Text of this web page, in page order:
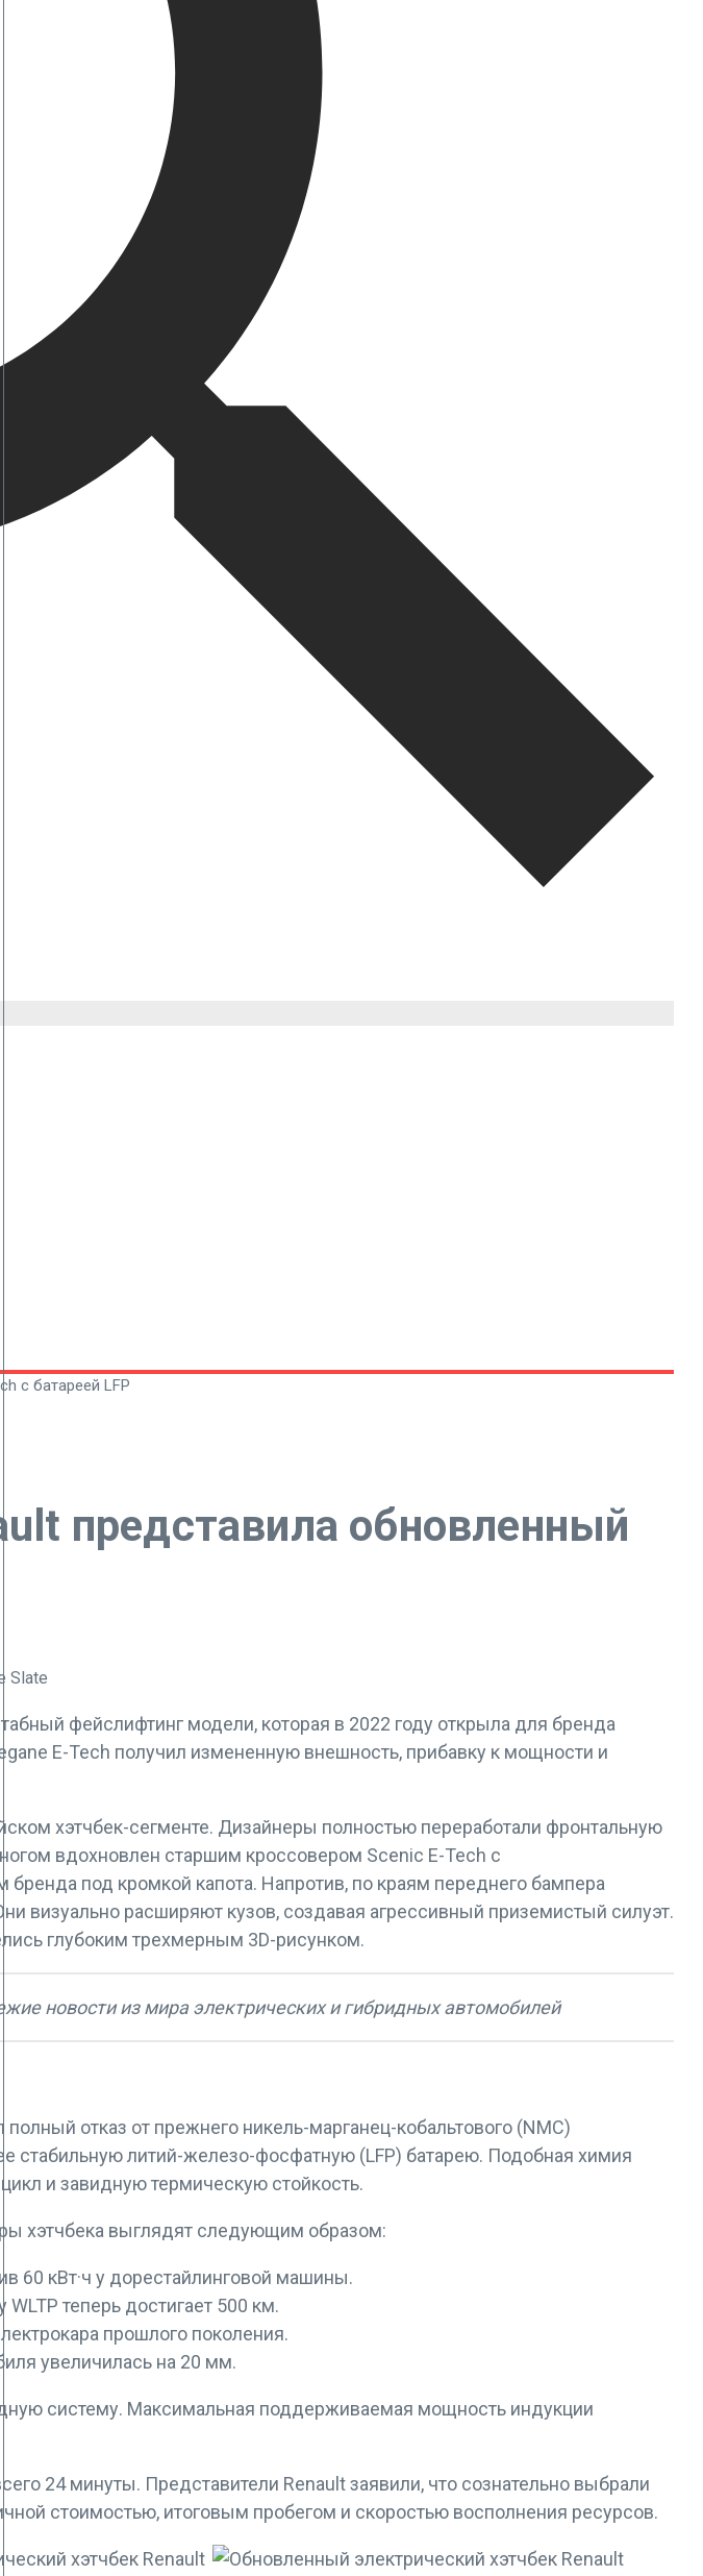
с батареей LFP
представила обновленный
фейслифтинг модели, которая в 2022 году открыла для бренда
E-Tech получил измененную внешность, прибавку к мощности и
хэтчбек-сегменте. Дизайнеры полностью переработали фронтальную
вдохновлен старшим кроссовером Scenic E-Tech с
под кромкой капота. Напротив, по краям переднего бампера
расширяют кузов, создавая агрессивный приземистый силуэт.
глубоким трехмерным 3D-рисунком.
новости из мира электрических и гибридных автомобилей
отказ от прежнего никель-марганец-кобальтового (NMC)
стабильную литий-железо-фосфатную (LFP) батарею. Подобная химия
и завидную термическую стойкость.
хэтчбека выглядят следующим образом:
60 кВт·ч у дорестайлинговой машины.
теперь достигает 500 км.
прошлого поколения.
увеличилась на 20 мм.
систему. Максимальная поддерживаемая мощность индукции
24 минуты. Представители Renault заявили, что сознательно выбрали
стоимостью, итоговым пробегом и скоростью восполнения ресурсов.